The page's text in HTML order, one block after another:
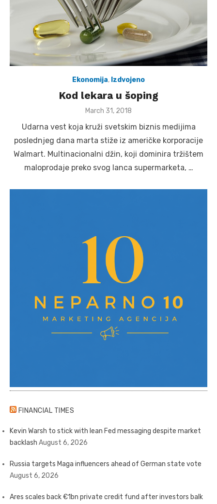
Ekonomija, Izdvojeno
Kod lekara u šoping
Posted
March 31, 2018
Udarna vest koja kruži svetskim biznis medijima
poslednjeg dana marta stiže iz američke korporacije
Walmart. Multinacionalni džin, koji dominira tržištem
maloprodaje preko svog lanca supermarketa, …
FINANCIAL TIMES
Kevin Warsh to stick with lean Fed messaging despite market
backlash August 6, 2026
Russia targets Maga influencers ahead of German state vote
August 6, 2026
Ares scales back €1bn private credit fund after investors balk